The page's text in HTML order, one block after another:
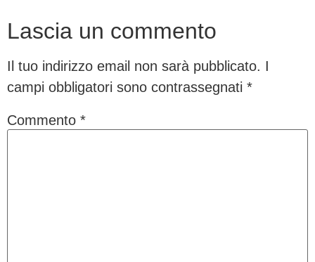
Lascia un commento
Il tuo indirizzo email non sarà pubblicato. I
campi obbligatori sono contrassegnati *
Commento *